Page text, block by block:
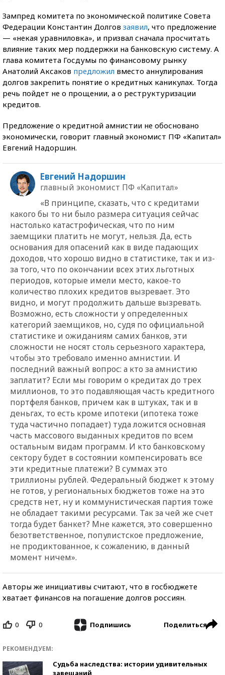
Зампред комитета по экономической политике Совета
Федерации Константин Долгов заявил, что предложение
— «некая уравниловка», и призвал сначала просчитать
влияние таких мер поддержки на банковскую систему. А
глава комитета Госдумы по финансовому рынку
Анатолий Аксаков предложил вместо аннулирования
долгов закрепить понятие о кредитных каникулах. Тогда
речь пойдет не о прощении, а о реструктуризации
кредитов.
Предложение о кредитной амнистии не обосновано
экономически, говорит главный экономист ПФ «Капитал»
Евгений Надоршин.
Евгений Надоршин
главный экономист ПФ «Капитал»
«В принципе, сказать, что с кредитами
какого бы то ни было размера ситуация сейчас
настолько катастрофическая, что по ним
заемщики платить не могут, нельзя. Да, есть
основания для опасений как в виде падающих
доходов, что хорошо видно в статистике, так и из-
за того, что по окончании всех этих льготных
периодов, которые имели место, какое-то
количество плохих кредитов вызревает. Это
видно, и могут продолжить дальше вызревать.
Возможно, есть сложности у определенных
категорий заемщиков, но, судя по официальной
статистике и ожиданиям самих банков, эти
сложности не носят столь серьезного характера,
чтобы это требовало именно амнистии. И
последний важный вопрос: а кто за амнистию
заплатит? Если мы говорим о кредитах до трех
миллионов, то это подавляющая часть кредитного
портфеля банков, причем как в штуках, так и в
деньгах, то есть кроме ипотеки (ипотека тоже
туда частично попадает) туда ложится основная
часть массового выданных кредитов по всем
остальным видам программ. И кто банковскому
сектору будет в состоянии компенсировать все
эти кредитные платежи? В суммах это
триллионы рублей. Федеральный бюджет к этому
не готов, у региональных бюджетов тоже на это
средств нет, ну и коммунистическая партия тоже
не обладает такими ресурсами. Так за чей же счет
тогда будет банкет? Мне кажется, это совершенно
безответственное, популистское предложение,
не продиктованное, к сожалению, в данный
момент ничем».
Авторы же инициативы считают, что в госбюджете
хватает финансов на погашение долгов россиян.
0 0 Подпишись Поделиться
РЕКОМЕНДУЕМ:
Судьба наследства: истории удивительных
завещаний